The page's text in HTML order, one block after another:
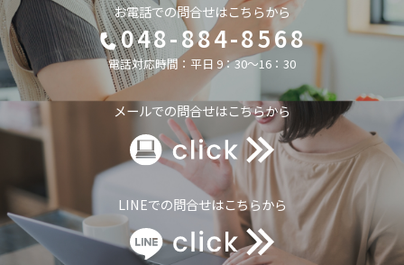
お電話での問合せはこちらから
048-884-8568
電話対応時間：平日 9：30～16：30
メールでの問合せはこちらから
LINEでの問合せはこちらから